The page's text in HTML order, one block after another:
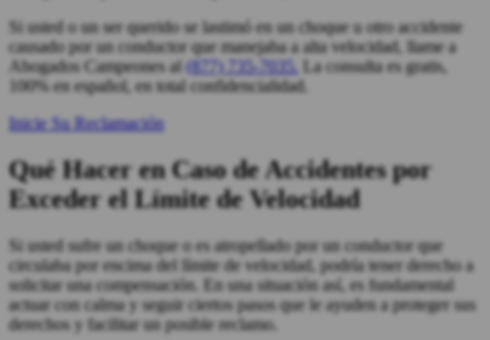
Si usted o un ser querido se lastimó en un choque u otro accidente
causado por un conductor que manejaba a alta velocidad, llame a
Abogados Campeones al (877) 735-7035. La consulta es gratis,
100% en español, en total confidencialidad.
Inicie Su Reclamación
Qué Hacer en Caso de Accidentes por
Exceder el Límite de Velocidad
Si usted sufre un choque o es atropellado por un conductor que
circulaba por encima del límite de velocidad, podría tener derecho a
solicitar una compensación. En una situación así, es fundamental
actuar con calma y seguir ciertos pasos que le ayuden a proteger sus
derechos y facilitar un posible reclamo.